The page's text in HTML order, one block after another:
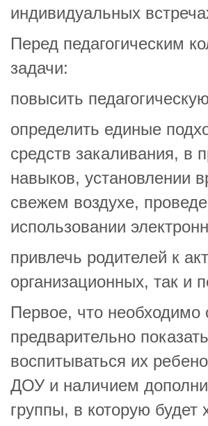
индивидуальных
Перед педагогическим
задачи:
повысить
определить единые
средств закаливания, в
навыков, установлении
свежем воздухе,
использовании
привлечь родителей к
организационных, так и
Первое, что необходимо
предварительно
воспитываться их
ДОУ и наличием
группы, в которую